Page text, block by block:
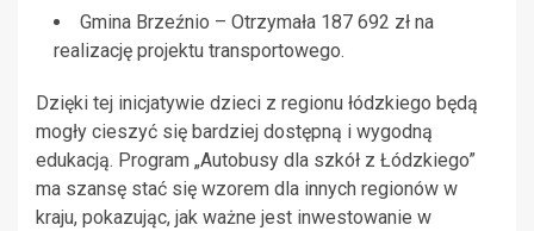
Gmina Brzeźnio – Otrzymała 187 692 zł na
realizację projektu transportowego.
Dzięki tej inicjatywie dzieci z regionu łódzkiego będą
mogły cieszyć się bardziej dostępną i wygodną
edukacją. Program „Autobusy dla szkół z Łódzkiego”
ma szansę stać się wzorem dla innych regionów w
kraju, pokazując, jak ważne jest inwestowanie w